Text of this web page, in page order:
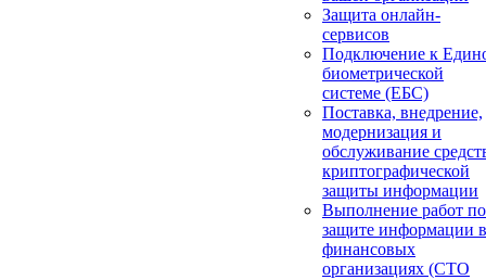
Защита онлайн-
сервисов
Подключение к
биометрической
системе (ЕБС)
Поставка, внедрение,
модернизация и
обслуживание
криптографической
защиты информации
Выполнение работ по
защите информации в
финансовых
организациях (СТО